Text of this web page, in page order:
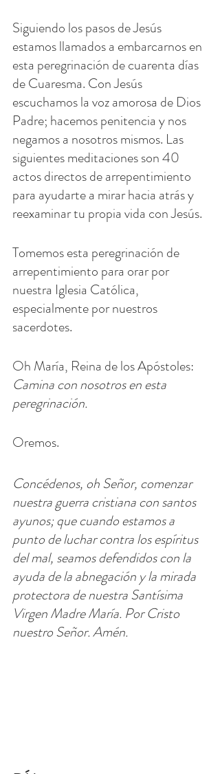
Siguiendo los pasos de Jesús
estamos llamados a embarcarnos en
esta peregrinación de cuarenta días
de Cuaresma. Con Jesús
escuchamos la voz amorosa de Dios
Padre; hacemos penitencia y nos
negamos a nosotros mismos. Las
siguientes meditaciones son 40
actos directos de arrepentimiento
para ayudarte a mirar hacia atrás y
reexaminar tu propia vida con Jesús.
Tomemos esta peregrinación de
arrepentimiento para orar por
nuestra Iglesia Católica,
especialmente por nuestros
sacerdotes.
Oh María, Reina de los Apóstoles:
Camina con nosotros en esta
peregrinación.
Oremos.
Concédenos, oh Señor, comenzar
nuestra guerra cristiana con santos
ayunos; que cuando estamos a
punto de luchar contra los espíritus
del mal, seamos defendidos con la
ayuda de la abnegación y la mirada
protectora de nuestra Santísima
Virgen Madre María. Por Cristo
nuestro Señor. Amén.